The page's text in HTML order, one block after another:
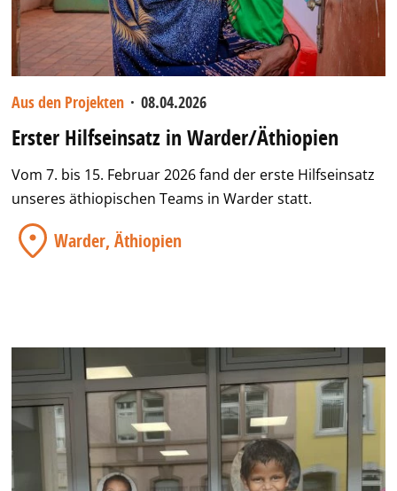
Aus den Projekten · 08.04.2026
Erster Hilfseinsatz in Warder/Äthiopien
Vom 7. bis 15. Februar 2026 fand der erste Hilfseinsatz
unseres äthiopischen Teams in Warder statt.
Warder, Äthiopien